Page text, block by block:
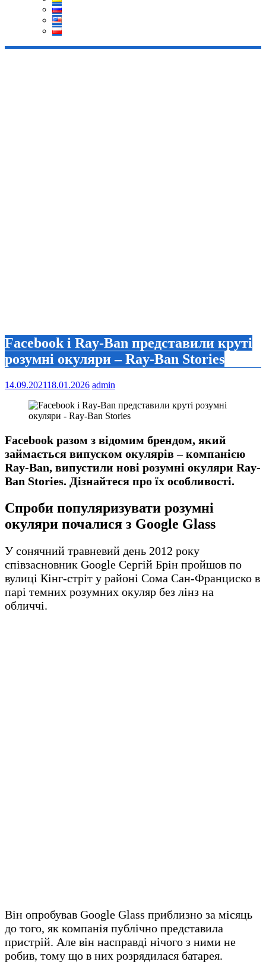
Facebook і Ray-Ban представили круті
розумні окуляри – Ray-Ban Stories
14.09.202118.01.2026 admin
Facebook разом з відомим брендом, який
займається випуском окулярів – компанією
Ray-Ban, випустили нові розумні окуляри Ray-
Ban Stories. Дізнайтеся про їх особливості.
Спроби популяризувати розумні
окуляри почалися з Google Glass
У сонячний травневий день 2012 року
співзасновник Google Сергій Брін пройшов по
вулиці Кінг-стріт у районі Сома Сан-Франциско в
парі темних розумних окуляр без лінз на
обличчі.
Він опробував Google Glass приблизно за місяць
до того, як компанія публічно представила
пристрій. Але він насправді нічого з ними не
робив, тому що в них розрядилася батарея.